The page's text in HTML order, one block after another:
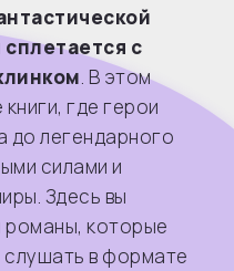
с
. В этом
где герои
до легендарного
силами и
Здесь вы
романы, которые
слушать в формате